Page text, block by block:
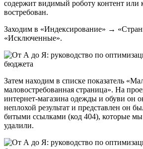
содержит видимый роботу контент или
востребован.
Заходим в «Индексирование» →
«Исключенные».
Затем находим в списке показатель
маловостребованная страница». На
интернет-магазина одежды и обуви он
неплохой результат и представлен он
битыми ссылками (код 404), которые мы
удалили.